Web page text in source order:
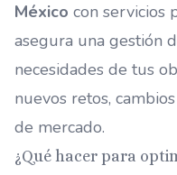
México con servicios
asegura una gestión
necesidades de tus
nuevos retos,
de mercado.
¿Qué hacer para